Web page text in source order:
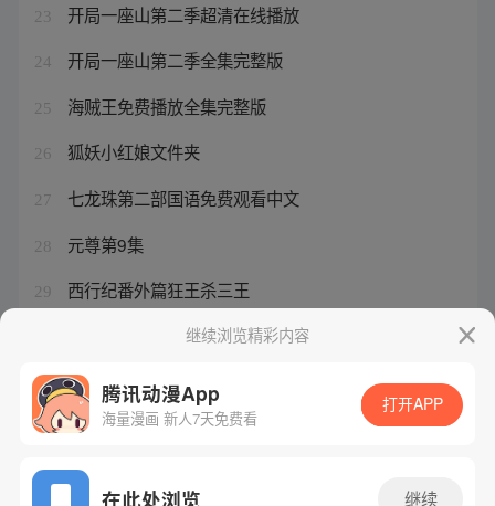
23 开局一座山第二季超清在线播放
24 开局一座山第二季全集完整版
25 海贼王免费播放全集完整版
26 狐妖小红娘文件夹
27 七龙珠第二部国语免费观看中文
28 元尊第9集
29 西行纪番外篇狂王杀三王
开局一座山第三季动漫在线观看
继续浏览精彩内容
腾讯动漫App
海量漫画 新人7天免费看
打开APP
在此处浏览 继续
网站备案/许可证号：粤B2-20090059-5